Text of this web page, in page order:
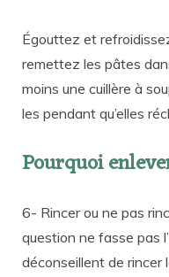
Égouttez et
remettez les pâtes
moins une cuillère à
les pendant qu’elles
Pourquoi
6- Rincer ou ne pas
question ne fasse pas
déconseillent de rincer